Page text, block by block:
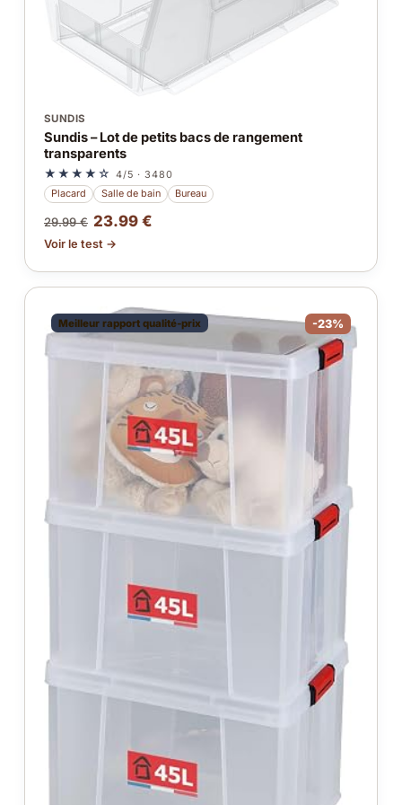
SUNDIS
Sundis – Lot de petits bacs de rangement
transparents
★★★★☆ 4/5 · 3480
Placard
Salle de bain Bureau
29.99 € 23.99 €
Voir le test →
Meilleur rapport qualité-prix -23%